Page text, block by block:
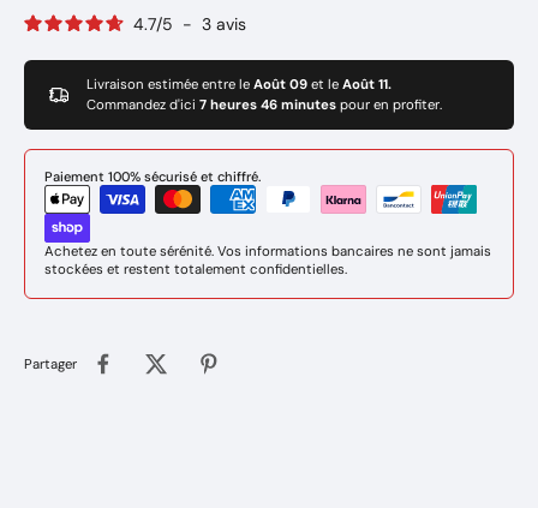
4.7/5 - 3 avis
Livraison estimée entre le Août 09 et le Août 11.
Commandez d'ici 7 heures 46 minutes pour en profiter.
Paiement 100% sécurisé et chiffré.
Achetez en toute sérénité. Vos informations bancaires ne sont jamais
stockées et restent totalement confidentielles.
Partager